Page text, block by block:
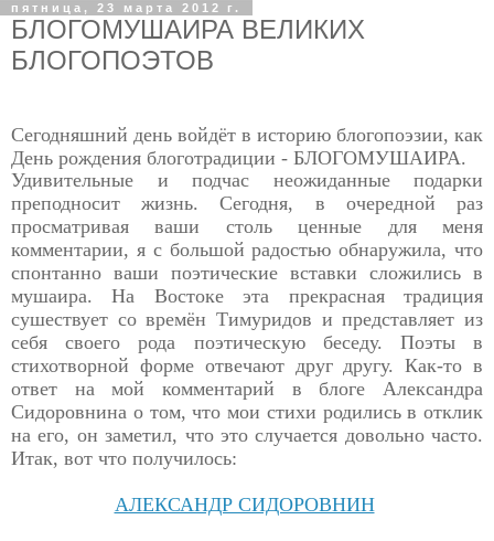
пятница, 23 марта 2012 г.
БЛОГОМУШАИРА ВЕЛИКИХ
БЛОГОПОЭТОВ
Сегодняшний день войдёт в историю блогопоэзии, как
День рождения блоготрадиции - БЛОГОМУШАИРА.
Удивительные и подчас неожиданные подарки
преподносит жизнь. Сегодня, в очередной раз
просматривая ваши столь ценные для меня
комментарии, я с большой радостью обнаружила, что
спонтанно ваши поэтические вставки сложились в
мушаира. На Востоке эта прекрасная традиция
сушествует со времён Тимуридов и представляет из
себя своего рода поэтическую беседу. Поэты в
стихотворной форме отвечают друг другу. Как-то в
ответ на мой комментарий в блоге Александра
Сидоровнина о том, что мои стихи родились в отклик
на его, он заметил, что это случается довольно часто.
Итак, вот что получилось:
АЛЕКСАНДР СИДОРОВНИН